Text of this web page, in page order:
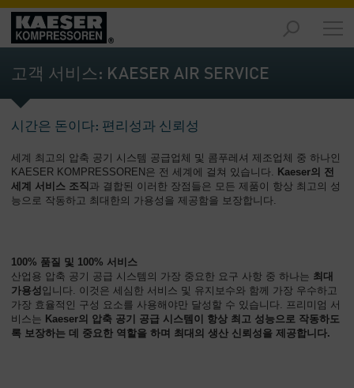
제
품
-
개
루
션
-
서
비
스
-
개
고객 서비스: KAESER AIR SERVICE
시간은 돈이다: 편리성과 신뢰성
세계 최고의 압축 공기 시스템 공급업체 및 콤푸레셔 제조업체 중 하나인
KAESER KOMPRESSOREN은 전 세계에 걸쳐 있습니다. Kaeser의 전
세계 서비스 조직 과 결합된 이러한 장점들은 모든 제품이 항상 최고의 성
능으로 작동하고 최대한의 가용성을 제공함을 보장합니다.
100% 품질 및 100% 서비스
산업용 압축 공기 공급 시스템의 가장 중요한 요구 사항 중 하나는 최대
가용성 입니다. 이것은 세심한 서비스 및 유지보수와 함께 가장 우수하고
가장 효율적인 구성 요소를 사용해야만 달성할 수 있습니다. 프리미엄 서
비스는 Kaeser의 압축 공기 공급 시스템이 항상 최고 성능으로 작동하도
록 보장하는 데 중요한 역할을 하며 최대의 생산 신뢰성을 제공합니다.